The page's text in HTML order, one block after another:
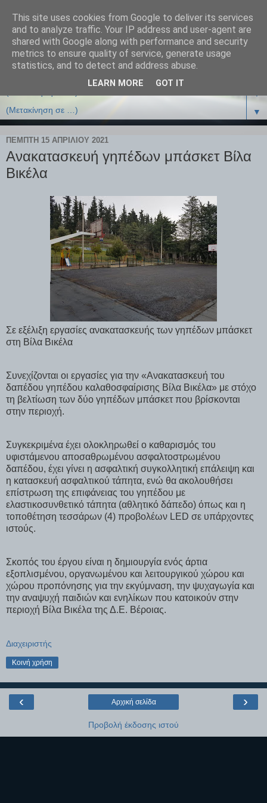
▼
▼
ΠΈΜΠΤΗ 15 ΑΠΡΙΛΊΟΥ 2021
Ανακατασκευή γηπέδων μπάσκετ Βίλα
Βικέλα
Σε εξέλιξη εργασίες ανακατασκευής των γηπέδων μπάσκετ
στη Βίλα Βικέλα
Συνεχίζονται οι εργασίες για την «Ανακατασκευή του
δαπέδου γηπέδου καλαθοσφαίρισης Βίλα Βικέλα» με στόχο
τη βελτίωση των δύο γηπέδων μπάσκετ που βρίσκονται
στην περιοχή.
Συγκεκριμένα έχει ολοκληρωθεί ο καθαρισμός του
υφιστάμενου αποσαθρωμένου ασφαλτοστρωμένου
δαπέδου, έχει γίνει η ασφαλτική συγκολλητική επάλειψη και
η κατασκευή ασφαλτικού τάπητα, ενώ θα ακολουθήσει
επίστρωση της επιφάνειας του γηπέδου με
ελαστικοσυνθετικό τάπητα (αθλητικό δάπεδο) όπως και η
τοποθέτηση τεσσάρων (4) προβολέων LED σε υπάρχοντες
ιστούς.
Σκοπός του έργου είναι η δημιουργία ενός άρτια
εξοπλισμένου, οργανωμένου και λειτουργικού χώρου και
χώρου προπόνησης για την εκγύμναση, την ψυχαγωγία και
την αναψυχή παιδιών και ενηλίκων που κατοικούν στην
περιοχή Βίλα Βικέλα της Δ.Ε. Βέροιας.
Διαχειριστής
Κοινή χρήση
‹ ›
Αρχική σελίδα
Προβολή έκδοσης ιστού
This site uses cookies from Google to deliver its services
and to analyze traffic. Your IP address and user-agent are
shared with Google along with performance and security
metrics to ensure quality of service, generate usage
statistics, and to detect and address abuse.
LEARN MORE GOT IT